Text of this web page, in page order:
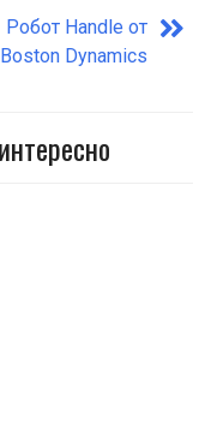
Робот Handle от
Boston Dynamics